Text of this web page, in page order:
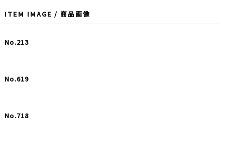
ITEM IMAGE / 商品画像
No.213
No.619
No.718